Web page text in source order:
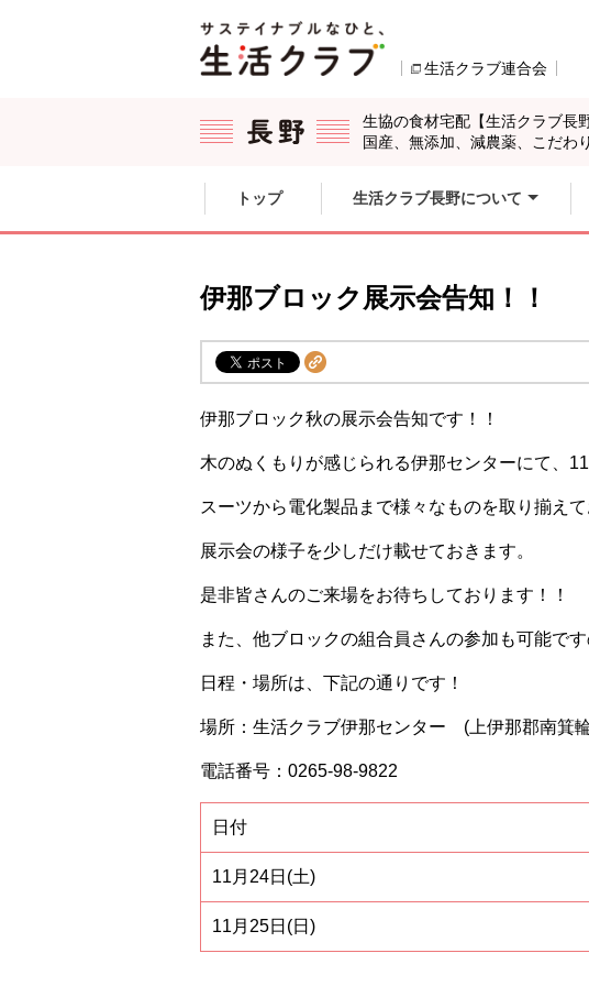
生活クラブ連合会
生協の食材宅配【生活クラブ長野
国産、無添加、減農薬、こだわ
ここからサイト内共通メニューです。
サイト内共通メニューをスキップする
トップ 生活クラブ長野について
伊那ブロック展示会告知！！
伊那ブロック秋の展示会告知です！！
木のぬくもりが感じられる伊那センターにて、
スーツから電化製品まで様々なものを取り揃えて
展示会の様子を少しだけ載せておきます。
是非皆さんのご来場をお待ちしております！！
また、他ブロックの組合員さんの参加も可能で
日程・場所は、下記の通りです！
場所：生活クラブ伊那センター (上伊那郡南
電話番号：0265-98-9822
日付
11月24日(土)
11月25日(日)